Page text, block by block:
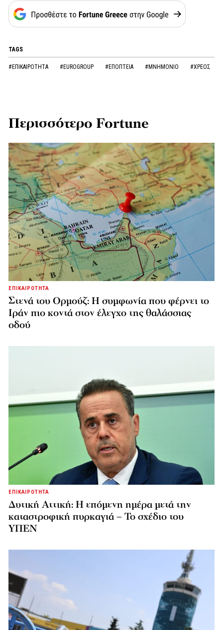
TAGS
#ΕΠΙΚΑΙΡΟΤΗΤΑ #EUROGROUP #ΕΠΟΠΤΕΙΑ #ΜΝΗΜΟΝΙΟ #ΧΡΕΟΣ
Περισσότερο Fortune
ΕΠΙΚΑΙΡΟΤΗΤΑ
Στενά του Ορμούζ: Η συμφωνία που φέρνει το
Ιράν πιο κοντά στον έλεγχο της θαλάσσιας
οδού
ΕΠΙΚΑΙΡΟΤΗΤΑ
Δυτική Αττική: Η επόμενη ημέρα μετά την
καταστροφική πυρκαγιά – Το σχέδιο του
ΥΠΕΝ